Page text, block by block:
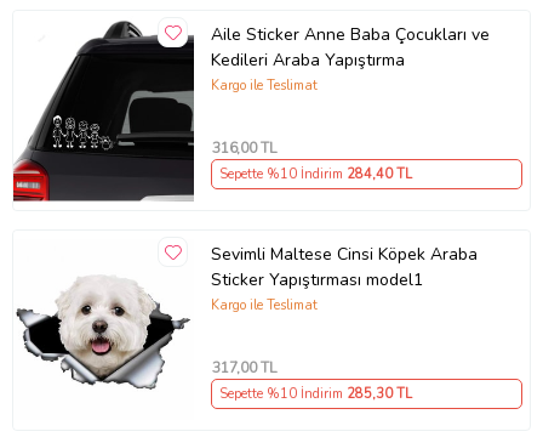
Aile Sticker Anne Baba Çocukları ve
Kedileri Araba Yapıştırma
Kargo ile Teslimat
316,00 TL
Sepette %10 İndirim 284,40 TL
Sevimli Maltese Cinsi Köpek Araba
Sticker Yapıştırması model1
Kargo ile Teslimat
317,00 TL
Sepette %10 İndirim 285,30 TL